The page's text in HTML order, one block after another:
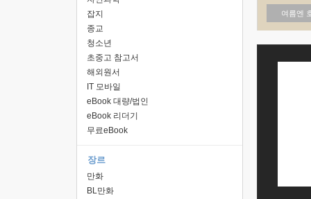
잡지
종교
청소년
초중고 참고서
해외원서
IT 모바일
eBook 대량/법인
eBook 리더기
무료eBook
장르
만화
BL만화
여름엔